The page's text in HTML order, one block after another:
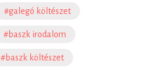
#galegó költészet
#baszk irodalom
#baszk költészet